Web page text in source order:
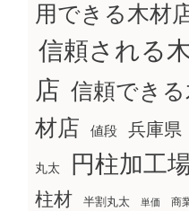
用できる木材
信頼される
店 信頼できる
材店
値段 兵庫県
丸太 円柱加工
柱材
半割丸太 単価 商